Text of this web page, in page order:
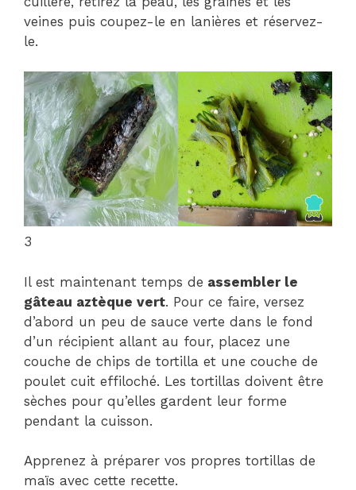
veines puis coupez-le en lanières et réservez-
le.
3
Il est maintenant temps de assembler le
gâteau aztèque vert. Pour ce faire, versez
d’abord un peu de sauce verte dans le fond
d’un récipient allant au four, placez une
couche de chips de tortilla et une couche de
poulet cuit effiloché. Les tortillas doivent être
sèches pour qu’elles gardent leur forme
pendant la cuisson.
Apprenez à préparer vos propres tortillas de
maïs avec cette recette.